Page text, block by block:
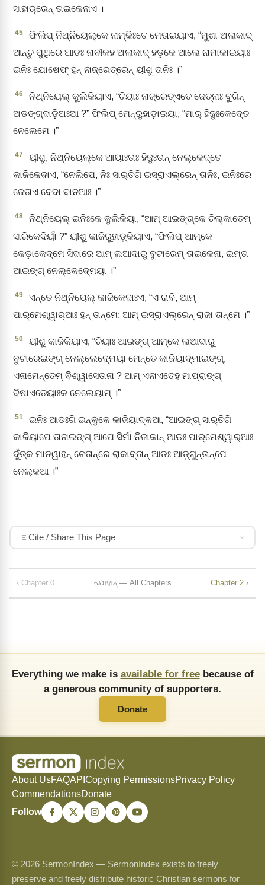
ସାହାର୍‌ରେନ୍‌ ତାଇକେନାଏ ।
45
ଫିଲିପ୍‌ ନିଥ୍‌ନିୟେଲ୍‌କେ ନାମ୍‌କିଃତେ ମେତାଇୟାଏ, “ମୁଶା ଅଲାକାଦ୍‌
ଆନ୍‌ଚୁ ପୁଥିରେ ଆଡଃ ନାବୀକହ ଅଲାକାଦ୍‌ ହଡ଼କେ ଆଲେ ନାମାକାଇୟାଃ
ଇନିଃ ଯୋଷେଫ୍‌ ହନ୍‌ ନାଜ୍‌ରେତ୍‌ରେନ୍‌ ୟୀଶୁ ତାନିଃ ।”
46
ନିଥ୍‌ନିୟେଲ୍‌ କୁଲିକିୟାଏ, “ଚିୟାଃ ନାଜ୍‌ରେତ୍‌ଏତେ ଜେତ୍‌ନାଃ ବୁଗିନ୍‌
ଅଡଙ୍ଗ୍‌ଦାଡ଼ିଅଃଆ ?” ଫିଲିପ୍‌ ମେନ୍‌ରୁହାଡ଼ାଇୟା, “ମାର୍‌ ହିଜୁଃକେଦ୍‍ତେ
ନେଲେମେ ।”
47
ୟୀଶୁ, ନିଥ୍‌ନିୟେଲ୍‌କେ ଆୟାଃତାଃ ହିଜୁଃତାନ୍‌ ନେଲ୍‌କେଦ୍‌ତେ
କାଜିକେଦାଏ, “ନେଲିପେ, ନିଃ ସାର୍‌ତିଗି ଇସ୍ରାଏଲ୍‌ରେନ୍‌ ତାନିଃ, ଇନିଃରେ
ଜେତାଏ ବେଦା ବାନଆଃ ।”
48
ନିଥ୍‌ନିୟେଲ୍‌ ଇନିଃକେ କୁଲିକିୟା, “ଆମ୍‌ ଆଇଙ୍ଗ୍‌କେ ଚିଲ୍‌କାତେମ୍‌
ସାରିକେଦିୟାଁ ?” ୟୀଶୁ କାଜିରୁହାଡ଼୍‌କିୟାଏ, “ଫିଲିପ୍‌ ଆମ୍‌କେ
କେଡ଼ାକେଦ୍‌ମେ ସିଦାରେ ଆମ୍‌ ଲଆଦାରୁ ବୁଟାରେମ୍‌ ତାଇକେନା, ଇମ୍‌ତା
ଆଇଙ୍ଗ୍‌ ନେଲ୍‌କେଦ୍‍ମେୟା ।”
49
ଏନ୍ତେ ନିଥ୍‌ନିୟେଲ୍‌ କାଜିକେଦାଃଏ, “ଏ ରାବି, ଆମ୍‌
ପାର୍‌ମେଶ୍ୱାର୍‌ଆଃ ହନ୍‌ ତାନ୍‌ମେ; ଆମ୍‌ ଇସ୍ରାଏଲ୍‌ରେନ୍‌ ରାଜା ତାନ୍‌ମେ ।”
50
ୟୀଶୁ କାଜିକିୟାଏ, “ଚିୟାଃ ଆଇଙ୍ଗ୍‌ ଆମ୍‌କେ ଲଆଦାରୁ
ବୁଟାରେଇଙ୍ଗ୍‌ ନେଲ୍‌ଲେଦ୍‍ମେୟା ମେନ୍ତେ କାଜିୟାଦ୍‌ମାଇଙ୍ଗ୍‌,
ଏନାମେନ୍ତେମ୍‌ ବିଶ୍ୱାସେତାନା ? ଆମ୍‌ ଏନାଏତେହ ମାପ୍‌ରାଙ୍ଗ୍‌
ବିଷାଏତେୟାଃକ ନେଲେୟାମ୍‌ ।”
51
ଇନିଃ ଆଡଃଗି ଇନ୍‌କୁକେ କାଜିୟାଦ୍‌କଆ, “ଆଇଙ୍ଗ୍‌ ସାର୍‌ତିଗି
କାଜିୟାପେ ତାନାଇଙ୍ଗ୍‌ ଆପେ ସିର୍ମା ନିଜାକାନ୍‌ ଆଡଃ ପାର୍‌ମେଶ୍ୱାର୍‌ଆଃ
ଦୁଁତ୍‌କ ମାନୱାହନ୍‌ ଚେତାନ୍‌ରେ ରାକାବ୍‌ତାନ୍‌ ଆଡଃ ଆଡ଼୍‌ଗୁନ୍‌ତାନ୍‌ପେ
ନେଲ୍‌କଆ ।”
Cite / Share This Page
‹ Chapter 0 ଯୋହାନ୍‌ — All Chapters Chapter 2 ›
Everything we make is available for freebecause of
a generous community of supporters.
Donate
About UsFAQAPI Copying PermissionsPrivacy Policy
CommendationsDonate
Follow
© 2026 SermonIndex — SermonIndex exists to freely
preserve and freely distribute historic Christian sermons for